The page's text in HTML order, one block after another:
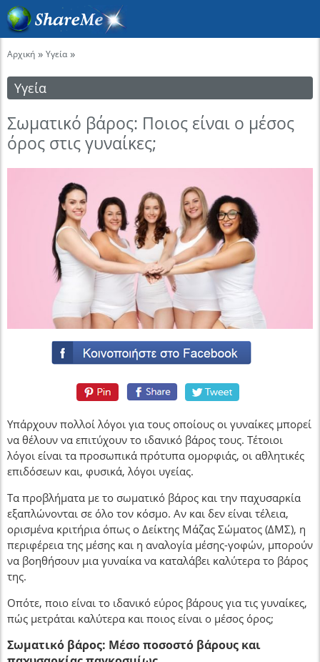
Αρχική » Υγεία »
Υγεία
Σωματικό βάρος: Ποιος είναι ο μέσος
όρος στις γυναίκες;
Υπάρχουν πολλοί λόγοι για τους οποίους οι γυναίκες μπορεί
να θέλουν να επιτύχουν το ιδανικό βάρος τους. Τέτοιοι
λόγοι είναι τα προσωπικά πρότυπα ομορφιάς, οι αθλητικές
επιδόσεων και, φυσικά, λόγοι υγείας.
Τα προβλήματα με το σωματικό βάρος και την παχυσαρκία
εξαπλώνονται σε όλο τον κόσμο. Αν και δεν είναι τέλεια,
ορισμένα κριτήρια όπως ο Δείκτης Μάζας Σώματος (ΔΜΣ), η
περιφέρεια της μέσης και η αναλογία μέσης-γοφών, μπορούν
να βοηθήσουν μια γυναίκα να καταλάβει καλύτερα το βάρος
της.
Οπότε, ποιο είναι το ιδανικό εύρος βάρους για τις γυναίκες,
πώς μετράται καλύτερα και ποιος είναι ο μέσος όρος;
Σωματικό βάρος: Μέσο ποσοστό βάρους και